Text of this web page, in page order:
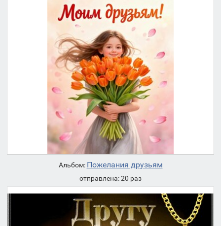
Альбом: Пожелания друзьям
отправлена: 20 раз